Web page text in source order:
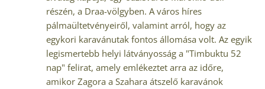
részén, a Draa-völgyben. A város híres
pálmaültetvényeiről, valamint arról, hogy az
egykori karavánutak fontos állomása volt. Az egyik
legismertebb helyi látványosság a "Timbuktu 52
nap" felirat, amely emlékeztet arra az időre,
amikor Zagora a Szahara átszelő karavánok